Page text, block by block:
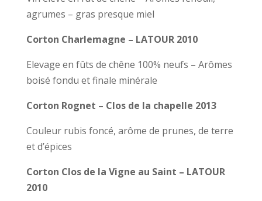
agrumes – gras presque miel
Corton Charlemagne – LATOUR 2010
Elevage en fûts de chêne 100% neufs – Arômes
boisé fondu et finale minérale
Corton Rognet – Clos de la chapelle 2013
Couleur rubis foncé, arôme de prunes, de terre
et d’épices
Corton Clos de la Vigne au Saint – LATOUR
2010